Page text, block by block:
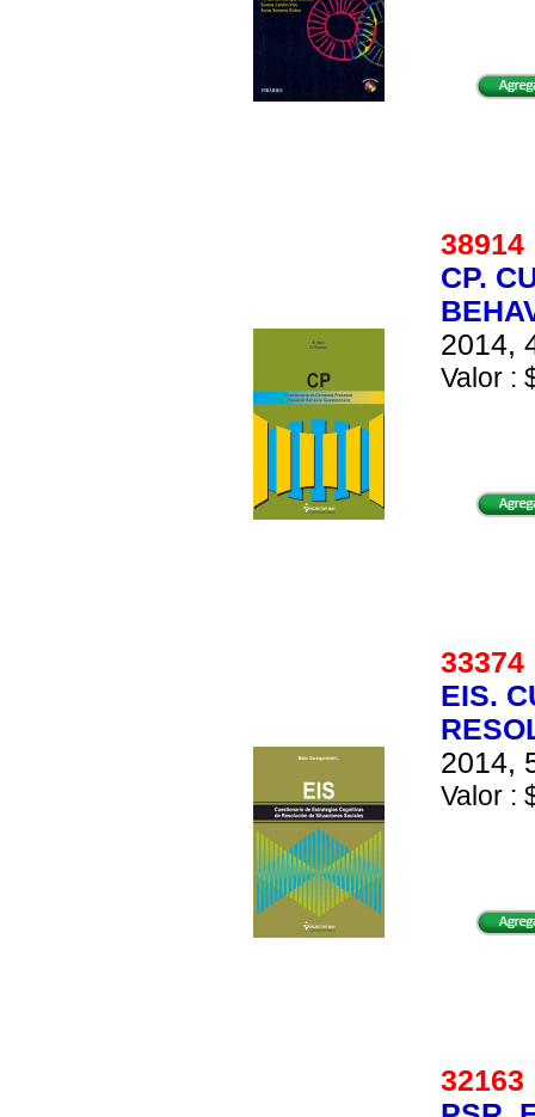
CP.
2014,
Valor :
EIS.
2014,
Valor :